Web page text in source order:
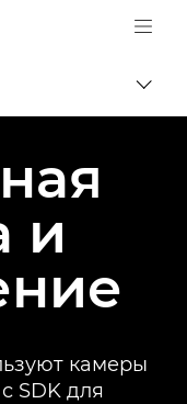
Canon Logo, back to
и
камеры
SDK для